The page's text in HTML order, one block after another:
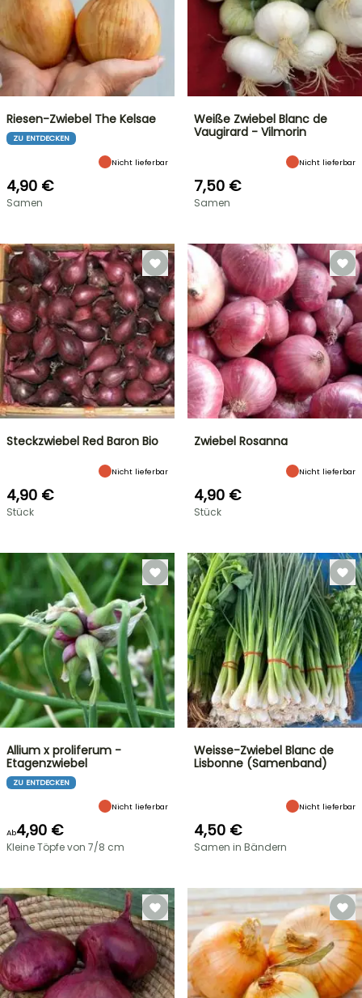
Riesen-Zwiebel The Kelsae
ZU ENTDECKEN
Nicht lieferbar
4,90 €
Samen
Weiße Zwiebel Blanc de
Vaugirard - Vilmorin
Nicht lieferbar
7,50 €
Samen
Steckzwiebel Red Baron Bio
Nicht lieferbar
4,90 €
Stück
Zwiebel Rosanna
Nicht lieferbar
4,90 €
Stück
Allium x proliferum -
Etagenzwiebel
ZU ENTDECKEN
Nicht lieferbar
Ab4,90 €
Kleine Töpfe von 7/8 cm
Weisse-Zwiebel Blanc de
Lisbonne (Samenband)
Nicht lieferbar
4,50 €
Samen in Bändern